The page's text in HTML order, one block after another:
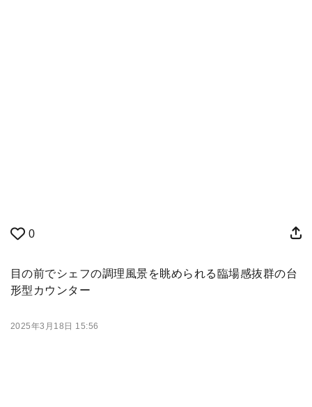
0
目の前でシェフの調理風景を眺められる臨場感抜群の台
形型カウンター
2025年3月18日 15:56